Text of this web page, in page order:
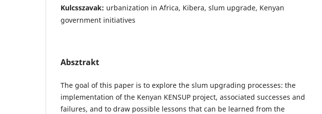
Kulcsszavak: urbanization in Africa, Kibera, slum upgrade, Kenyan
government initiatives
Absztrakt
The goal of this paper is to explore the slum upgrading processes: the
implementation of the Kenyan KENSUP project, associated successes and
failures, and to draw possible lessons that can be learned from the